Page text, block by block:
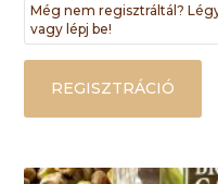
Még nem regisztráltál?
vagy lépj be!
REGISZTRÁCIÓ